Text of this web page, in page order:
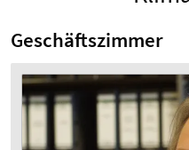
Geschäftszimmer